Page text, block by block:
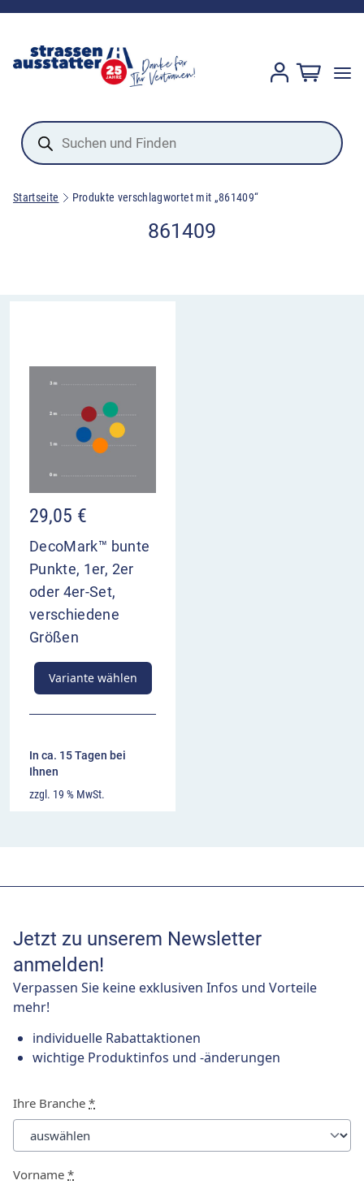
Products
search
Startseite Produkte verschlagwortet mit „861409“
861409
29,05 €
DecoMark™ bunte
Punkte, 1er, 2er
oder 4er-Set,
verschiedene
Größen
Variante wählen
In ca. 15 Tagen bei
Ihnen
zzgl. 19 % MwSt.
Jetzt zu unserem Newsletter
anmelden!
Verpassen Sie keine exklusiven Infos und Vorteile
mehr!
individuelle Rabattaktionen
wichtige Produktinfos und -änderungen
Ihre Branche *
Vorname *